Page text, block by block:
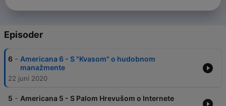
Episoder
6 - Americana 6 - S "Kvasom" o hudobnom
manažmente
22 juni 2020
5 - Americana 5 - S Palom Hrevušom o Internete